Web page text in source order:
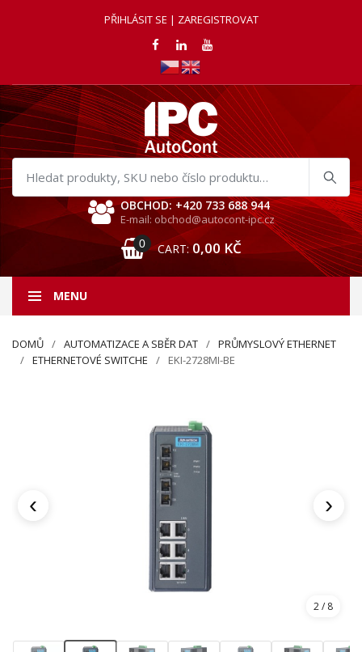
PŘIHLÁSIT SE | ZAREGISTROVAT
Hledat
produkty
OBCHOD: +420 733 688 944
E-mail: obchod@autocont-ipc.cz
0 CART: 0,00 KČ
MENU
DOMŮ AUTOMATIZACE A SBĚR DAT
PRŮMYSLOVÝ ETHERNET
ETHERNETOVÉ SWITCHE
EKI-2728MI-BE
‹ ›
2/ 8